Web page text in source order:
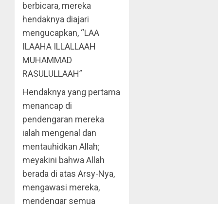
berbicara, mereka
hendaknya diajari
mengucapkan, “LAA
ILAAHA ILLALLAAH
MUHAMMAD
RASULULLAAH”
Hendaknya yang pertama
menancap di
pendengaran mereka
ialah mengenal dan
mentauhidkan Allah;
meyakini bahwa Allah
berada di atas Arsy-Nya,
mengawasi mereka,
mendengar semua